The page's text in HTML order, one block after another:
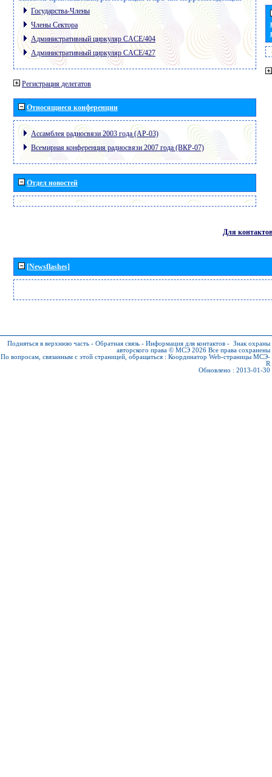
Государства-Члены
Члены Сектора
Административный циркуляр CACE/404
Административный циркуляр CACE/427
Регистрация делегатов
Относящиеся конференции
Ассамблея радиосвязи 2003 года (АР-03)
Всемирная конференция радиосвязи 2007 года (ВКР-07)
Отдел новостей
Для контактов
[Newsflashes]
Подняться в верхнюю часть - Обратная связь - Информация для контактов - Знак охраны
авторского права © МСЭ 2026 Все права сохранены
По вопросам, связанным с этой страницей, обращаться : Координатор Web-страницы МСЭ-
R
Обновлено : 2013-01-30